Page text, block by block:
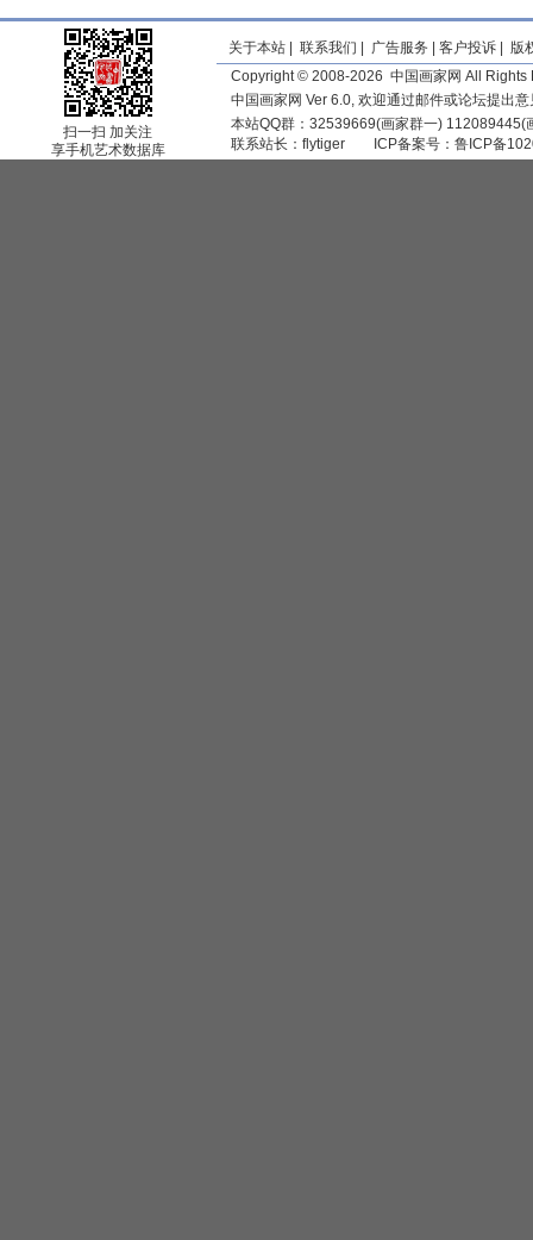
扫一扫 加关注
享手机艺术数据库
关于本站 联系我们 广告服务 客户投诉
版
Copyright © 2008-2026 中国画家网 All Rights
中国画家网 Ver 6.0, 欢迎通过邮件或论坛提出
本站QQ群：32539669(画家群一)
联系站长： flytiger ICP备案号： 鲁ICP备